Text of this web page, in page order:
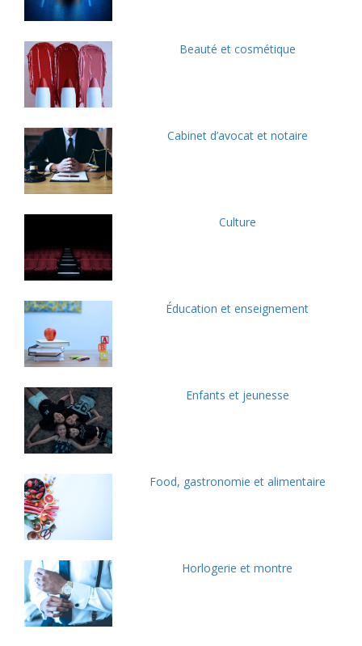
Beauté et cosmétique
Cabinet d’avocat et notaire
Culture
Éducation et enseignement
Enfants et jeunesse
Food, gastronomie et alimentaire
Horlogerie et montre